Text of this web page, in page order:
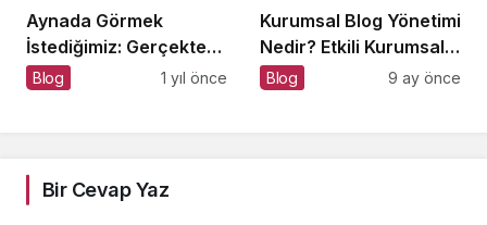
Aynada Görmek
İstediğimiz: Gerçekten
Kimiz?
Blog 1 yıl önce
Kurumsal Blog Yönetimi
Nedir? Etkili Kurumsal
Blog Yönetimi için 10
Blog 9 ay önce
Bir Cevap Yaz